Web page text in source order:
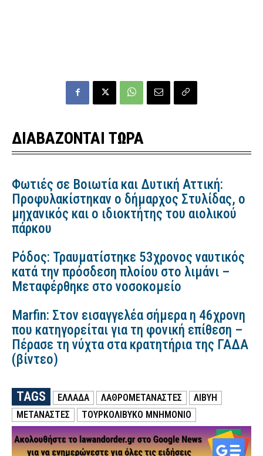
ΔΙΑΒΑΖΟΝΤΑΙ ΤΩΡΑ
Φωτιές σε Βοιωτία και Δυτική Αττική:
Προφυλακίστηκαν ο δήμαρχος Στυλίδας, ο
μηχανικός και ο ιδιοκτήτης του αιολικού
πάρκου
Ρόδος: Τραυματίστηκε 53χρονος ναυτικός
κατά την πρόσδεση πλοίου στο λιμάνι –
Μεταφέρθηκε στο νοσοκομείο
Marfin: Στον εισαγγελέα σήμερα η 46χρονη
που κατηγορείται για τη φονική επίθεση –
Πέρασε τη νύχτα στα κρατητήρια της ΓΑΔΑ
(βίντεο)
TAGS ΕΛΛΑΔΑ ΛΑΘΡΟΜΕΤΑΝΑΣΤΕΣ
ΛΙΒΥΗ
ΜΕΤΑΝΑΣΤΕΣ
ΤΟΥΡΚΟΛΙΒΥΚΌ ΜΝΗΜΌΝΙΟ